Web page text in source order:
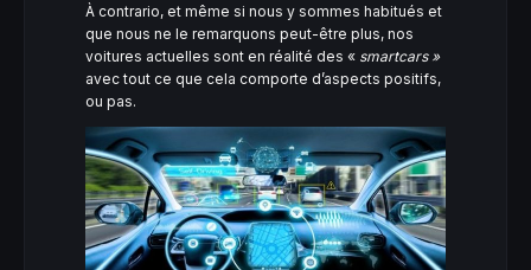
À contrario, et même si nous y sommes habitués et
que nous ne le remarquons peut-être plus, nos
voitures actuelles sont en réalité des « smartcars »
avec tout ce que cela comporte d’aspects positifs,
ou pas.